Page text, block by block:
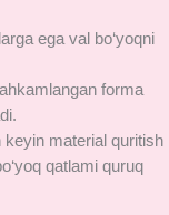
ega val bo‘yoqni
forma
material quritish
qatlami quruq